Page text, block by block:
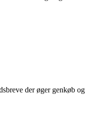
der øger genkøb og